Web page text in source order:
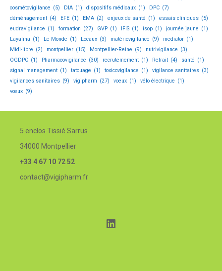
cosmétovigilance (5) DIA (1) dispositifs médicaux (1) DPC (7)
déménagement (4) EFE (1) EMA (2) enjeux de santé (1) essais cliniques (5)
eudravigilance (1) formation (27) GVP (1) IFIS (1) isop (1) journée jaune (1)
Layalina (1) Le Monde (1) Locaux (3) matériovigilance (9) mediator (1)
Midi-libre (2) montpellier (15) Montpellier-Reine (9) nutrivigilance (3)
OGDPC (1) Pharmacovigilance (30) recrutemement (1) Retrait (4) santé (1)
signal management (1) tatouage (1) toxicovigilance (1) vigilance sanitaires (3)
vigilances sanitaires (9) vigipharm (27) voeux (1) vélo électrique (1)
vœux (9)
5 enclos Tissié Sarrus
34000 Montpellier
+33 4 67 10 72 52
contact@vigipharm.fr
LinkedIn